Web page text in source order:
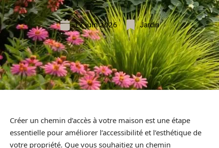
17 juin 2026 Jardin
Créer un chemin d’accès à votre maison est une étape
essentielle pour améliorer l’accessibilité et l’esthétique de
votre propriété. Que vous souhaitiez un chemin